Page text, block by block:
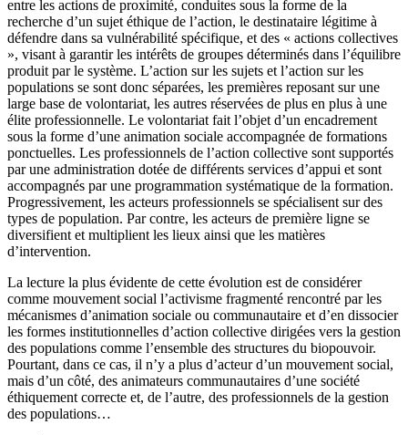
entre les actions de proximité, conduites sous la forme de la
recherche d’un sujet éthique de l’action, le destinataire légitime à
défendre dans sa vulnérabilité spécifique, et des « actions collectives
», visant à garantir les intérêts de groupes déterminés dans l’équilibre
produit par le système. L’action sur les sujets et l’action sur les
populations se sont donc séparées, les premières reposant sur une
large base de volontariat, les autres réservées de plus en plus à une
élite professionnelle. Le volontariat fait l’objet d’un encadrement
sous la forme d’une animation sociale accompagnée de formations
ponctuelles. Les professionnels de l’action collective sont supportés
par une administration dotée de différents services d’appui et sont
accompagnés par une programmation systématique de la formation.
Progressivement, les acteurs professionnels se spécialisent sur des
types de population. Par contre, les acteurs de première ligne se
diversifient et multiplient les lieux ainsi que les matières
d’intervention.
La lecture la plus évidente de cette évolution est de considérer
comme mouvement social l’activisme fragmenté rencontré par les
mécanismes d’animation sociale ou communautaire et d’en dissocier
les formes institutionnelles d’action collective dirigées vers la gestion
des populations comme l’ensemble des structures du biopouvoir.
Pourtant, dans ce cas, il n’y a plus d’acteur d’un mouvement social,
mais d’un côté, des animateurs communautaires d’une société
éthiquement correcte et, de l’autre, des professionnels de la gestion
des populations…